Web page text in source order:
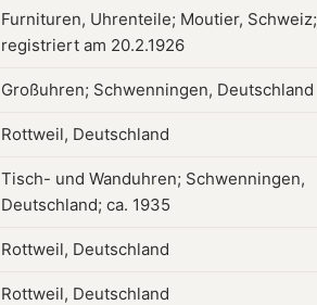
Furnituren, Uhrenteile; Moutier, Schweiz;
registriert am 20.2.1926
Großuhren; Schwenningen, Deutschland
Rottweil, Deutschland
Tisch- und Wanduhren; Schwenningen,
Deutschland; ca. 1935
Rottweil, Deutschland
Rottweil, Deutschland